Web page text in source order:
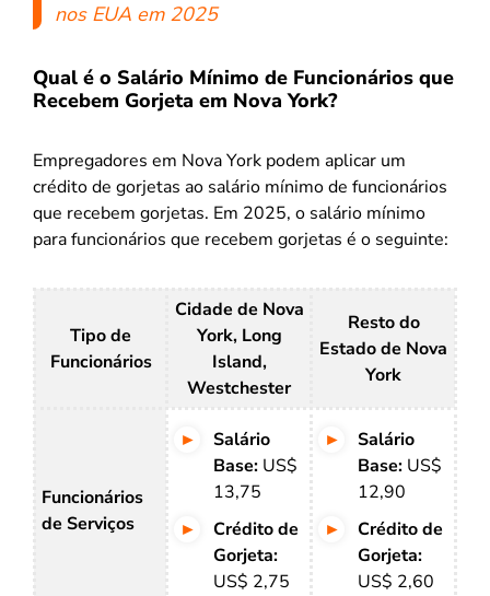
nos EUA em 2025
Qual é o Salário Mínimo de Funcionários que
Recebem Gorjeta em Nova York?
Empregadores em Nova York podem aplicar um
crédito de gorjetas ao salário mínimo de funcionários
que recebem gorjetas. Em 2025, o salário mínimo
para funcionários que recebem gorjetas é o seguinte:
Tipo de
Funcionários
Cidade de Nova
York, Long
Island,
Westchester
Resto do
Estado de Nova
York
Funcionários
de Serviços
Salário
Base: US$
13,75
Crédito de
Gorjeta:
US$ 2,75
Salário
Base: US$
12,90
Crédito de
Gorjeta:
US$ 2,60